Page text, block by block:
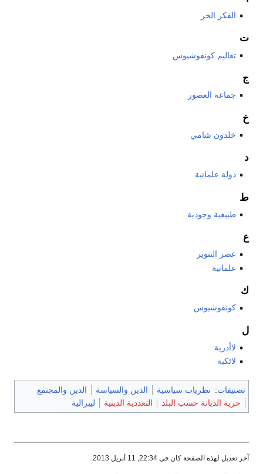
الفكر الحر
ت
تعاليم كونفوشيوس
ج
جماعة العصور
خ
خلدون شامي
د
دولة علمانية
ط
طبيعية وجودية
ع
عصر التنوير
علمانية
ك
كونفوشيوس
ل
لاأدرية
لائكية
تصنيفات: نظريات سياسية الدين والسياسة
الدين والمجتمع
حرية الديانة حسب البلد
التعددية الدينية ليبرالية
آخر تعديل لهذه الصفحة كان في 22:34, 11 أبريل 2013.